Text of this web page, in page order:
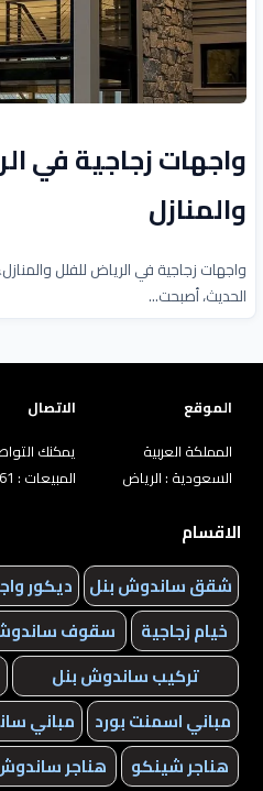
واجهات زجاجية في
والمنازل
الحديث، أصبحت...
الموقع
الاتصال
المملكة العربية
السعودية : الرياض
المبيعات : 0551033861
الاقسام
شقق ساندوش بنل ديكور
خيام زجاجية
سقوف
تركيب ساندوش بنل
مباني اسمنت بورد
مباني
هناجر شينكو
هناجر